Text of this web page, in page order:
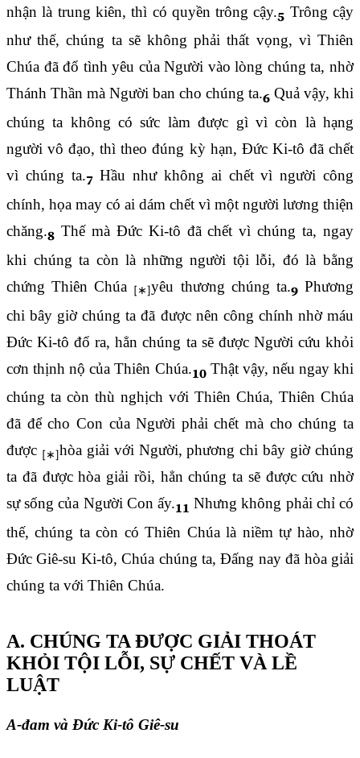
nhận là trung kiên, thì có quyền trông cậy.5 Trông cậy
như thế, chúng ta sẽ không phải thất vọng, vì Thiên
Chúa đã đổ tình yêu của Người vào lòng chúng ta, nhờ
Thánh Thần mà Người ban cho chúng ta.6 Quả vậy, khi
chúng ta không có sức làm được gì vì còn là hạng
người vô đạo, thì theo đúng kỳ hạn, Đức Ki-tô đã chết
vì chúng ta.7Hầu như không ai chết vì người công
chính, họa may có ai dám chết vì một người lương thiện
chăng.8 Thế mà Đức Ki-tô đã chết vì chúng ta, ngay
khi chúng ta còn là những người tội lỗi, đó là bằng
chứng Thiên Chúa
yêu thương chúng ta.9Phương
chi bây giờ chúng ta đã được nên công chính nhờ máu
Đức Ki-tô đổ ra, hẳn chúng ta sẽ được Người cứu khỏi
cơn thịnh nộ của Thiên Chúa.10Thật vậy, nếu ngay khi
chúng ta còn thù nghịch với Thiên Chúa, Thiên Chúa
đã để cho Con của Người phải chết mà cho chúng ta
được
hòa giải với Người, phương chi bây giờ chúng
ta đã được hòa giải rồi, hẳn chúng ta sẽ được cứu nhờ
sự sống của Người Con ấy.11 Nhưng không phải chỉ có
thế, chúng ta còn có Thiên Chúa là niềm tự hào, nhờ
Đức Giê-su Ki-tô, Chúa chúng ta, Đấng nay đã hòa giải
chúng ta với Thiên Chúa.
A. CHÚNG TA ĐƯỢC GIẢI THOÁT
KHỎI TỘI LỖI, SỰ CHẾT VÀ LỀ
LUẬT
A-đam và Đức Ki-tô Giê-su